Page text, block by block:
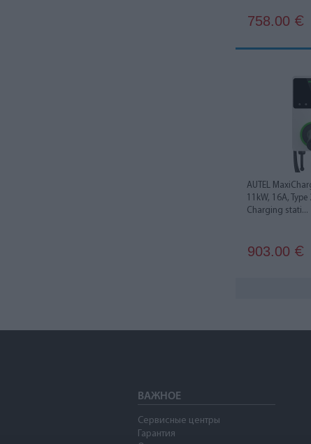
758.00 €
AUTEL
11kW, 16A,
Charging stati...
903.00 €
ВАЖНОЕ
Сервисные центры
Гарантия